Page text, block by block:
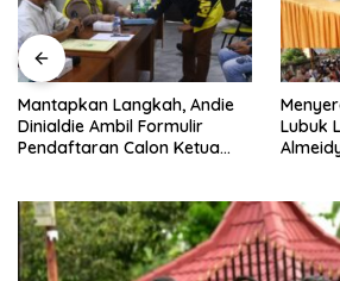
Mantapkan Langkah, Andie
Dinialdie Ambil Formulir
Pendaftaran Calon Ketua
Lubuk